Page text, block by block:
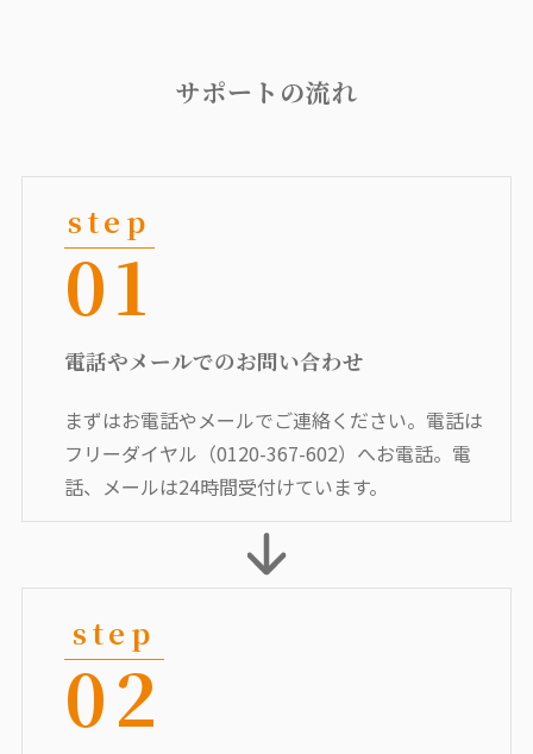
サポートの流れ
01
電話やメールでのお問い合わせ
まずはお電話やメールでご連絡ください。電話は
フリーダイヤル（0120-367-602）へお電話。電
話、メールは24時間受付けています。
02